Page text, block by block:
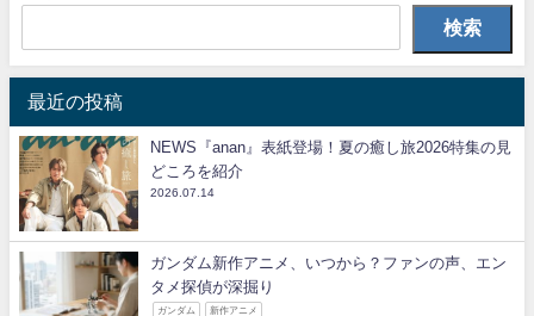
検索
最近の投稿
NEWS『anan』表紙登場！夏の癒し旅2026特集の見
どころを紹介
2026.07.14
ガンダム新作アニメ、いつから？ファンの声、エン
タメ探偵が深掘り
ガンダム 新作アニメ